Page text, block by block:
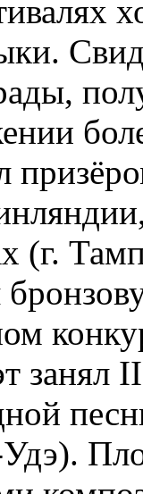
(г.